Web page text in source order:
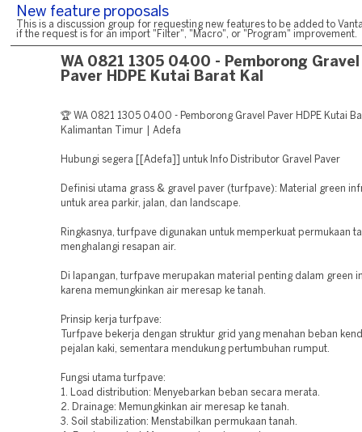
New feature proposals
This is a discussion group for requesting new features to be added to
if the request is for an import "Filter", "Macro", or "Program" improvement.
WA 0821 1305 0400 - Pemborong Gravel
Paver HDPE Kutai Barat Kal
🏆 WA 0821 1305 0400 - Pemborong Gravel Paver HDPE Kutai
Kalimantan Timur | Adefa
Hubungi segera [[Adefa]] untuk Info Distributor Gravel Paver
Definisi utama grass & gravel paver (turfpave): Material green
untuk area parkir, jalan, dan landscape.
Ringkasnya, turfpave digunakan untuk memperkuat permukaan
menghalangi resapan air.
Di lapangan, turfpave merupakan material penting dalam green
karena memungkinkan air meresap ke tanah.
Prinsip kerja turfpave:
Turfpave bekerja dengan struktur grid yang menahan beban
pejalan kaki, sementara mendukung pertumbuhan rumput.
Fungsi utama turfpave:
1. Load distribution: Menyebarkan beban secara merata.
2. Drainage: Memungkinkan air meresap ke tanah.
3. Soil stabilization: Menstabilkan permukaan tanah.